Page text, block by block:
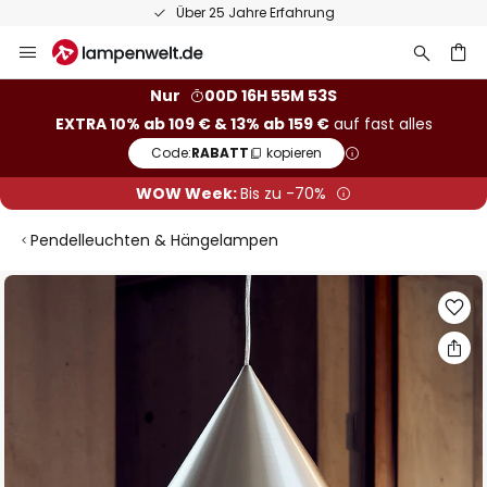
Über 25 Jahre Erfahrung
Inhalt
Nur
00D 16H 55M 53S
EXTRA 10% ab 109 € & 13% ab 159 €auf fast alles
Code:RABATT kopieren
WOW Week:Bis zu -70%
Pendelleuchten & Hängelampen
Zum
Bildgalerie